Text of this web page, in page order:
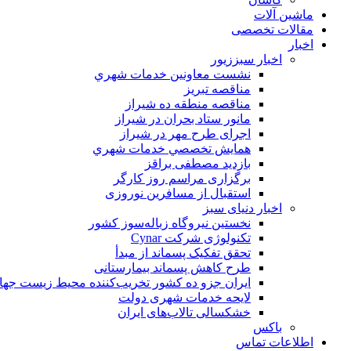
ماشین آلات
مقالات تخصصی
اخبار
اخبار سبززیور
نشست معاونين خدمات شهري
مناقصه تبريز
مناقصه منطقه ده شیراز
مانور ستاد بحران در شیراز
اجرای طرح مهر در شیراز
همايش تخصصي خدمات شهري
بازدید مصطفی براقز
برگزاری مراسم روز کارگر
استقبال از مسافرین نوروزی
اخبار دنیای سبز
نخستین نیروگاه زباله‌سوز کشور
تکنولوژی شرکت Cynar
تحقق تفکیک پسماند از مبدأ
طرح کاهش پسماند بیمارستانی
ايران جزو ده كشور تخريب‌كننده محيط زيست
لایحه خدمات شهری دولت
خشکسالی تالاب‌های ایران
باکس
اطلاعات تماس